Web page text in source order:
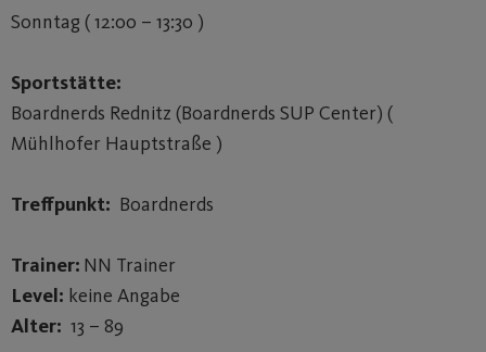
Sonntag ( 12:00 – 13:30 )
Sportstätte:
Boardnerds Rednitz (Boardnerds SUP Center) (
Mühlhofer Hauptstraße )
Treffpunkt: Boardnerds
Trainer: NN Trainer
Level: keine Angabe
Alter: 13 – 89